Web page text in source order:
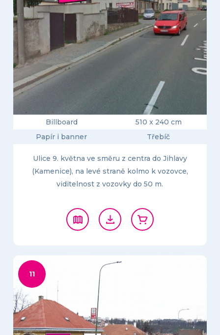
Billboard
510 x 240 cm
Papír i banner
Třebíč
Ulice 9. května ve směru z centra do Jihlavy
(Kamenice), na levé straně kolmo k vozovce,
viditelnost z vozovky do 50 m.
11